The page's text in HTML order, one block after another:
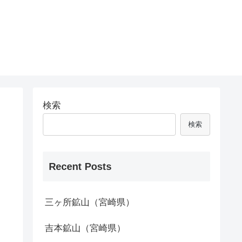
検索
検索
Recent Posts
三ヶ所鉱山（宮崎県）
吉本鉱山（宮崎県）